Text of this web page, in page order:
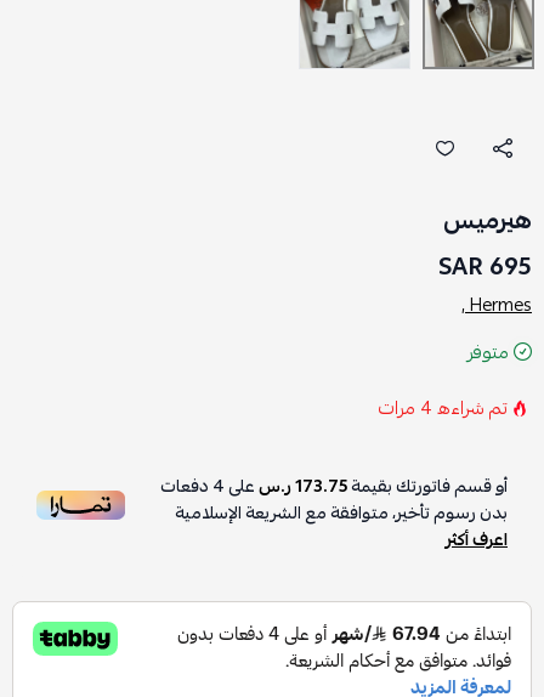
هيرميس
695 SAR
Hermes ,
متوفر
تم شراءه4 مرات
أو قسم فاتورتك بقيمة173.75 ر.س على4دفعات
بدون رسوم تأخير، متوافقة مع الشريعة الإسلامية
اعرف أكثر